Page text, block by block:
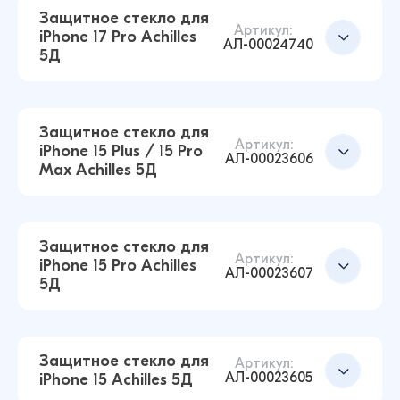
175 ₽175 ₽
175 ₽175 ₽
Защитное стекло для
iPhone 17 Pro Achilles
5Д
Артикул:
АЛ-00024740
175 ₽175 ₽
Защитное стекло для
iPhone 15 Plus / 15 Pro
Max Achilles 5Д
Артикул:
АЛ-00023606
Защитное стекло для
iPhone 15 Pro Achilles
5Д
Артикул:
АЛ-00023607
Защитное стекло для
iPhone 15 Achilles 5Д
Артикул:
АЛ-00023605